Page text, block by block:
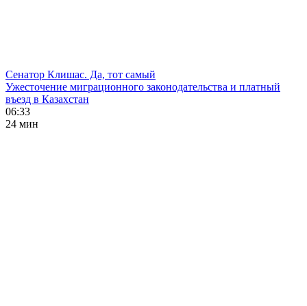
Сенатор Клишас. Да, тот самый
Ужесточение миграционного законодательства и платный
въезд в Казахстан
06:33
24 мин